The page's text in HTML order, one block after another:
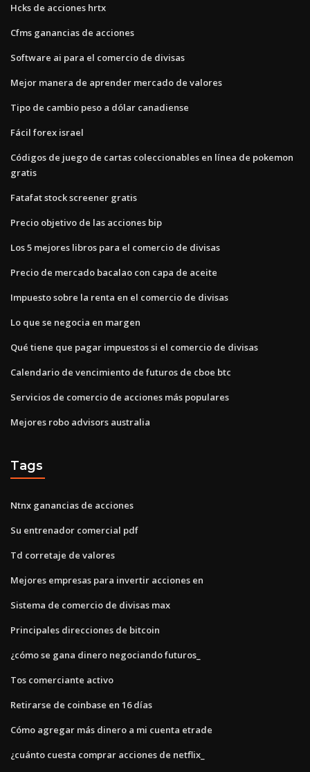
Hcks de acciones hrtx
Cfms ganancias de acciones
Software ai para el comercio de divisas
Mejor manera de aprender mercado de valores
Tipo de cambio peso a dólar canadiense
Fácil forex israel
Códigos de juego de cartas coleccionables en línea de pokemon
gratis
Fatafat stock screener gratis
Precio objetivo de las acciones bip
Los 5 mejores libros para el comercio de divisas
Precio de mercado bacalao con capa de aceite
Impuesto sobre la renta en el comercio de divisas
Lo que se negocia en margen
Qué tiene que pagar impuestos si el comercio de divisas
Calendario de vencimiento de futuros de cboe btc
Servicios de comercio de acciones más populares
Mejores robo advisors australia
Tags
Ntnx ganancias de acciones
Su entrenador comercial pdf
Td corretaje de valores
Mejores empresas para invertir acciones en
Sistema de comercio de divisas max
Principales direcciones de bitcoin
¿cómo se gana dinero negociando futuros_
Tos comerciante activo
Retirarse de coinbase en 16 días
Cómo agregar más dinero a mi cuenta etrade
¿cuánto cuesta comprar acciones de netflix_